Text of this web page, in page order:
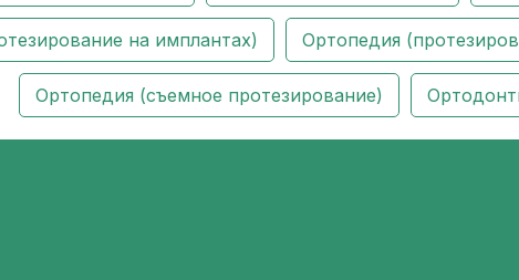
на имплантах) Ортопедия
Ортопедия (съемное протезирование)